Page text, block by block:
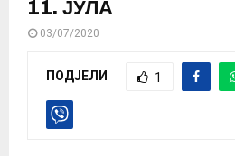
11. ЈУЛА
03/07/2020
ПОДЈЕЛИ 1